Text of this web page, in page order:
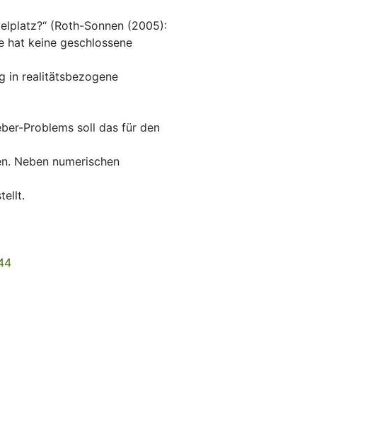
(Roth-Sonnen (2005):
hat keine geschlossene
in realitätsbezogene
Problems soll das für den
Neben numerischen